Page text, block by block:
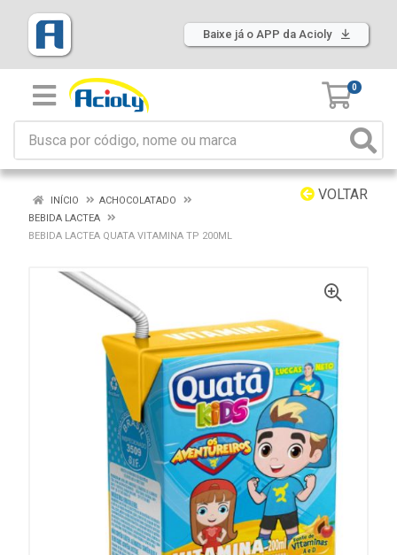
Baixe já o APP da Acioly
0
VOLTAR
INÍCIO
ACHOCOLATADO
BEBIDA LACTEA
BEBIDA LACTEA QUATA VITAMINA TP 200ML